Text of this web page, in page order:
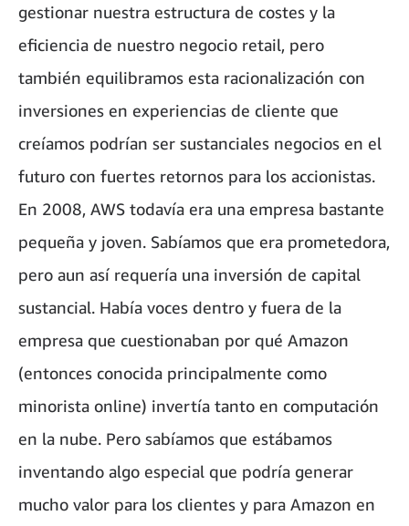
gestionar nuestra estructura de costes y la
eficiencia de nuestro negocio retail, pero
también equilibramos esta racionalización con
inversiones en experiencias de cliente que
creíamos podrían ser sustanciales negocios en el
futuro con fuertes retornos para los accionistas.
En 2008, AWS todavía era una empresa bastante
pequeña y joven. Sabíamos que era prometedora,
pero aun así requería una inversión de capital
sustancial. Había voces dentro y fuera de la
empresa que cuestionaban por qué Amazon
(entonces conocida principalmente como
minorista online) invertía tanto en computación
en la nube. Pero sabíamos que estábamos
inventando algo especial que podría generar
mucho valor para los clientes y para Amazon en